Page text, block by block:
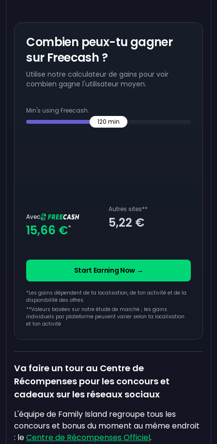
Combien peux-tu gagner
sur Freecash ?
Utilise notre calculateur de gains pour voir
combien gagne l'utilisateur moyen.
Min's using Freecash:
120 min
Avec
15,66 €*
Autres sites**
5,22 €
Start Earning Now →
*Les gains dépendent de ta localisation, de ton activité et de la
disponibilité des offres.
**Valeurs basées sur notre étude de marché ; les gains
individuels par plateforme peuvent varier selon ta localisation
et ton activité
Va faire un tour au Centre de
Récompenses pour les concours et
cadeaux sur les réseaux sociaux
L'équipe de Family Island regroupe tous les
concours et bonus du moment au même endroit
: leCentre de Récompenses Officiel.